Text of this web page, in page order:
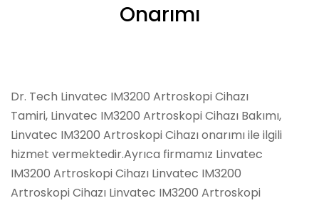
Onarımı
Dr. Tech Linvatec IM3200 Artroskopi Cihazı
Tamiri, Linvatec IM3200 Artroskopi Cihazı Bakımı,
Linvatec IM3200 Artroskopi Cihazı onarımı ile ilgili
hizmet vermektedir.Ayrıca firmamız Linvatec
IM3200 Artroskopi Cihazı Linvatec IM3200
Artroskopi Cihazı Linvatec IM3200 Artroskopi